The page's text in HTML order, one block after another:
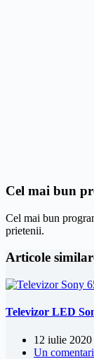
Cel mai bun
Cel mai bun
prietenii.
Articole
Televizor LED
12 iulie 2020
Un